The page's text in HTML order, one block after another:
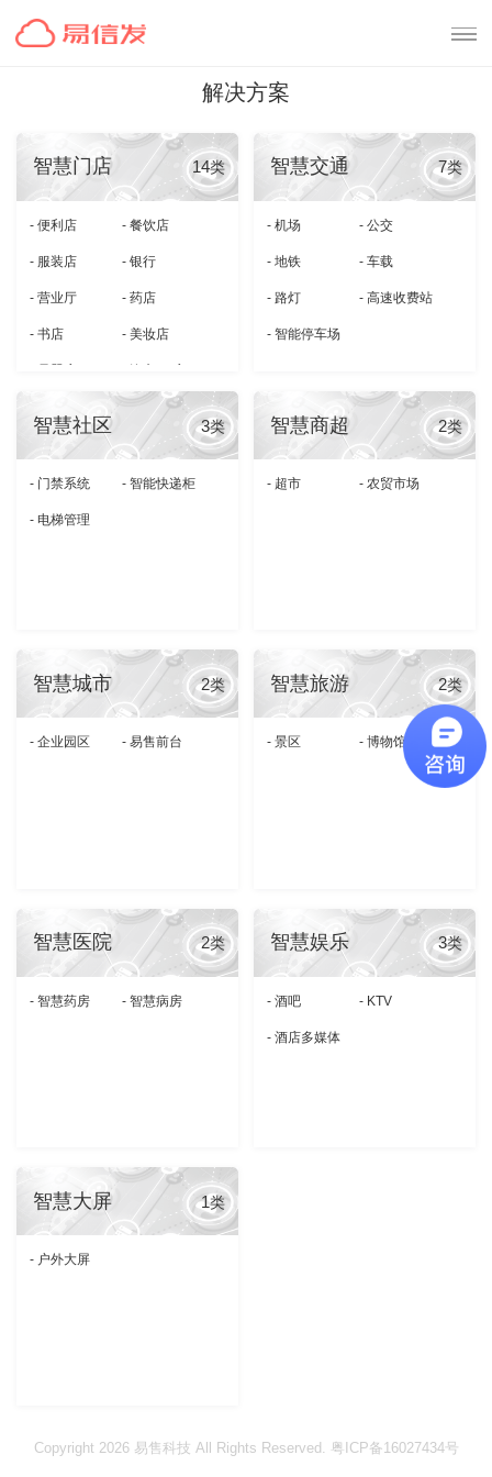
产品中心
解决方案
新闻中心
关于易售
解决方案
智慧门店 14类
- 便利店 - 餐饮店
- 服装店 - 银行
- 营业厅 - 药店
- 书店 - 美妆店
- 母婴店 - 汽车4S店
- 剧本杀店
- 店招
智慧交通 7类
- 机场 - 公交
- 地铁 - 车载
- 路灯 - 高速收费站
- 智能停车场
智慧社区 3类
- 门禁系统 - 智能快递柜
- 电梯管理
智慧商超 2类
- 超市 - 农贸市场
智慧城市 2类
- 企业园区 - 易售前台
智慧旅游 2类
- 景区 - 博物馆
智慧医院 2类
- 智慧药房 - 智慧病房
智慧娱乐 3类
- 酒吧 - KTV
- 酒店多媒体
智慧大屏 1类
- 户外大屏
Copyright 2026 易售科技 All Rights Reserved. 粤ICP备16027434号